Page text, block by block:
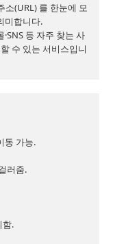
소(URL) 를 한눈에 모
미합니다.
·SNS 등 자주 찾는 사
수 있는 서비스입니
동 가능.
러줌.
함.